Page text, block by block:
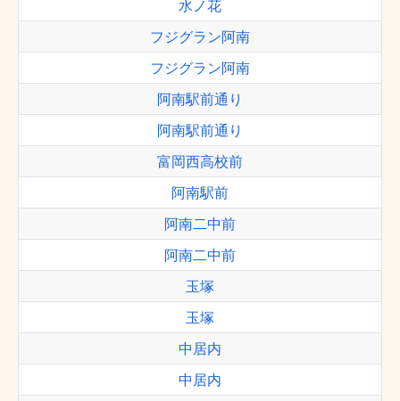
水ノ花
フジグラン阿南
フジグラン阿南
阿南駅前通り
阿南駅前通り
富岡西高校前
阿南駅前
阿南二中前
阿南二中前
玉塚
玉塚
中居内
中居内